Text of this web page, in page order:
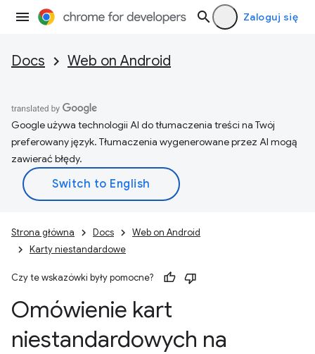
Zaloguj się
Docs Web on Android
Google używa technologii AI do tłumaczenia treści na Twój
preferowany język. Tłumaczenia wygenerowane przez AI mogą
zawierać błędy.
Strona główna Docs
Web on Android
Karty niestandardowe
Czy te wskazówki były pomocne?
Omówienie kart
niestandardowych na